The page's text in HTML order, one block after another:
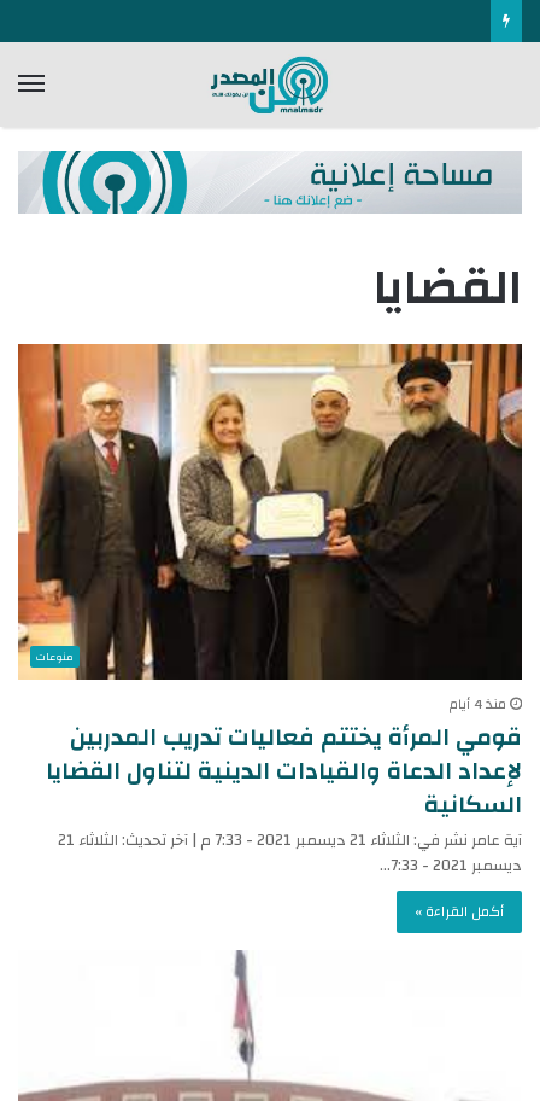
القضايا
منوعات
منذ 4 أيام
قومي المرأة يختتم فعاليات تدريب المدربين
لإعداد الدعاة والقيادات الدينية لتناول القضايا
السكانية
آية عامر نشر في: الثلاثاء 21 ديسمبر 2021 - 7:33 م | آخر تحديث: الثلاثاء 21
ديسمبر 2021 - 7:33…
أكمل القراءة »